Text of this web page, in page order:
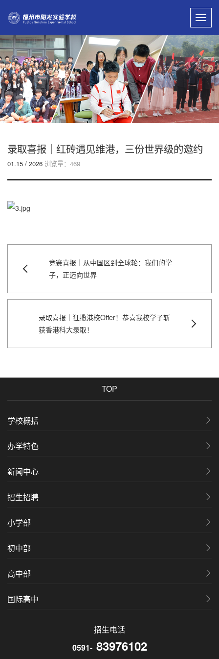
录取喜报｜红砖遇见维港，三份世界级的邀约
01.15 / 2026 浏览量：469
竞赛喜报｜从中国区到全球轮：我们的学
子，正迈向世界
录取喜报｜狂揽港校Offer！恭喜我校学子斩
获香港科大录取！
TOP
学校概括
办学特色
新闻中心
招生招聘
小学部
初中部
高中部
国际高中
招生电话
0591- 83976102